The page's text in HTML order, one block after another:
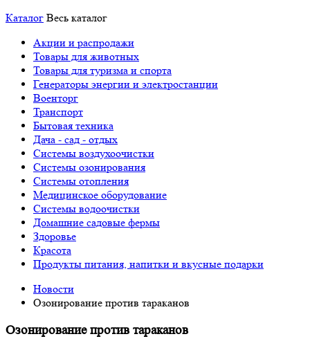
Каталог Весь каталог
Акции и распродажи
Товары для животных
Товары для туризма и спорта
Генераторы энергии и электростанции
Военторг
Транспорт
Бытовая техника
Дача - сад - отдых
Системы воздухоочистки
Системы озонирования
Системы отопления
Медицинское оборудование
Системы водоочистки
Домашние садовые фермы
Здоровье
Красота
Продукты питания, напитки и вкусные подарки
Новости
Озонирование против тараканов
Озонирование против тараканов